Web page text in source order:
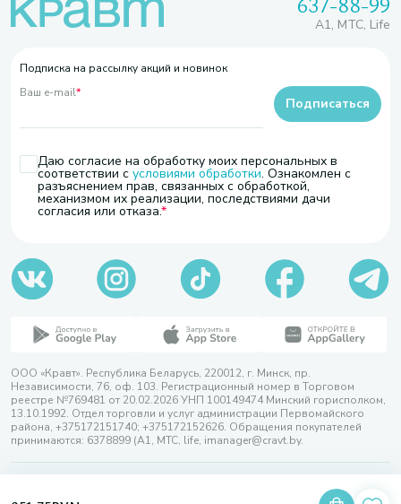
A1, МТС, Life
Подписка на рассылку акций и новинок
Ваш e-mail*
Даю согласие на обработку моих персональных в
соответствии с условиями обработки. Ознакомлен с
разъяснением прав, связанных с обработкой,
механизмом их реализации, последствиями дачи
согласия или отказа.
Подписаться
ООО «Кравт». Республика Беларусь, 220012, г. Минск, пр.
Независимости, 76, оф. 103. Регистрационный номер в Торговом
реестре №769481 от 20.02.2026 УНП 100149474 Минский горисполком,
13.10.1992. Отдел торговли и услуг администрации Первомайского
района, +375172151740; +375172152626. Обращения покупателей
принимаются: 6378899 (А1, МТС, life, imanager@cravt.by.